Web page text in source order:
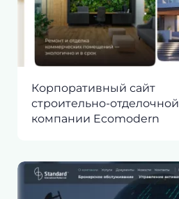
Корпоративный сайт
строительно-отделочной
компании Ecomodern